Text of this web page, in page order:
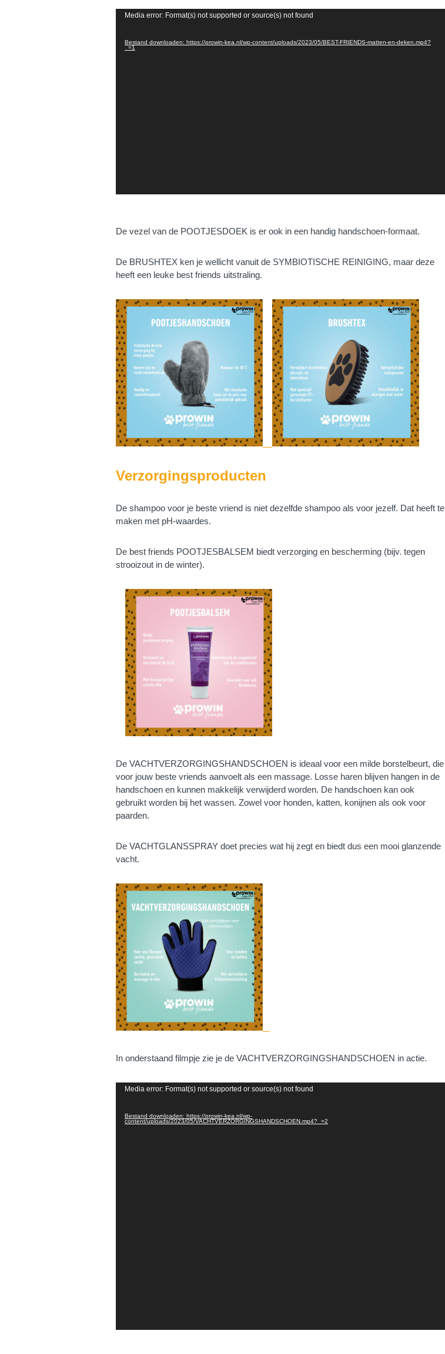
Videospeler
Media error: Format(s) not supported or source(s) not found
Bestand downloaden: https://prowin-kea.nl/wp-content/uploads/2023/05/BEST-FRIENDS-matten-en-deken.mp4?
_=1
De vezel van de POOTJESDOEK is er ook in een handig handschoen-formaat.
De BRUSHTEX ken je wellicht vanuit de SYMBIOTISCHE REINIGING, maar deze
heeft een leuke best friends uitstraling.
Verzorgingsproducten
De shampoo voor je beste vriend is niet dezelfde shampoo als voor jezelf. Dat heeft te
maken met pH-waardes.
De best friends POOTJESBALSEM biedt verzorging en bescherming (bijv. tegen
strooizout in de winter).
De VACHTVERZORGINGSHANDSCHOEN is ideaal voor een milde borstelbeurt, die
voor jouw beste vriends aanvoelt als een massage. Losse haren blijven hangen in de
handschoen en kunnen makkelijk verwijderd worden. De handschoen kan ook
gebruikt worden bij het wassen. Zowel voor honden, katten, konijnen als ook voor
paarden.
De VACHTGLANSSPRAY doet precies wat hij zegt en biedt dus een mooi glanzende
vacht.
In onderstaand filmpje zie je de VACHTVERZORGINGSHANDSCHOEN in actie.
Videospeler
Media error: Format(s) not supported or source(s) not found
Bestand downloaden: https://prowin-kea.nl/wp-
content/uploads/2023/05/VACHTVERZORGINGSHANDSCHOEN.mp4?_=2